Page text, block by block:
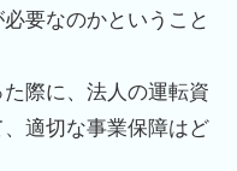
要なのかということ
際に、法人の運転資
適切な事業保障はど